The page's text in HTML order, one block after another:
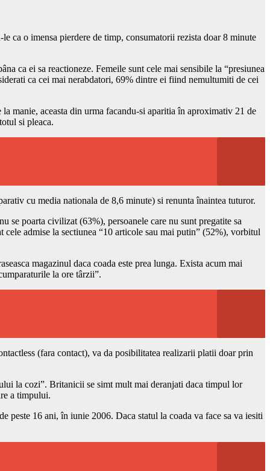
ca o imensa pierdere de timp, consumatorii rezista doar 8 minute
ca ei sa reactioneze. Femeile sunt cele mai sensibile la “presiunea
ca cei mai nerabdatori, 69% dintre ei fiind nemultumiti de cei
manie, aceasta din urma facandu-si aparitia în aproximativ 21 de
si pleaca.
cu media nationala de 8,6 minute) si renunta înaintea tuturor.
se poarta civilizat (63%), persoanele care nu sunt pregatite sa
admise la sectiunea “10 articole sau mai putin” (52%), vorbitul
magazinul daca coada este prea lunga. Exista acum mai
la ore târzii”.
(fara contact), va da posibilitatea realizarii platii doar prin
la cozi”. Britanicii se simt mult mai deranjati daca timpul lor
a timpului.
16 ani, în iunie 2006. Daca statul la coada va face sa va iesiti